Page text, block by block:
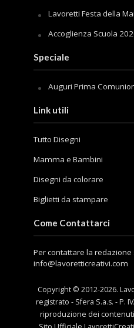
Lavoretti Festa della
Accoglienza Scuola
Speciale
Auguri Prima
Link utili
Tutto Disegni
Mamma e Bambini
Disegni da colorare
Biglietti da stampare
Come Contattarci
Per contattare la redazione
info@lavoretticreativi.com
Copyright © 2012-2026.
registrato - Sfera S.a.s. - P.
riproduzione dei